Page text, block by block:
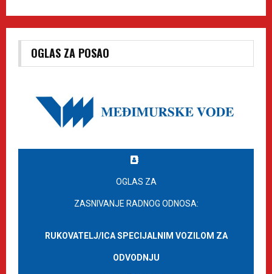
OGLAS ZA POSAO
OGLAS ZA
ZASNIVANJE RADNOG ODNOSA:
RUKOVATELJ/ICA SPECIJALNIM VOZILOM ZA
ODVODNJU